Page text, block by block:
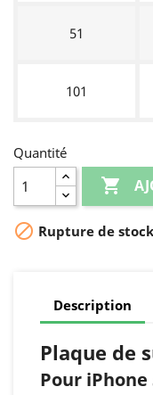
51
101
Quantité

 Rupture de stock
Description
Plaque de
Pour iPhone